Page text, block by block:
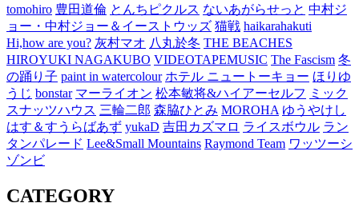
tomohiro 豊田道倫 とんちピクルス ないあがらせっと 中村ジ
ョー・中村ジョー＆イーストウッズ 猫戦 haikarahakuti
Hi,how are you? 灰村マオ 八丸於冬 THE BEACHES
HIROYUKI NAGAKUBO VIDEOTAPEMUSIC The Fascism 冬
の踊り子 paint in watercolour ホテル ニュートーキョー ほりゆ
うじ bonstar マーライオン 松本敏将&ハイアーセルフ ミック
スナッツハウス 三輪二郎 森脇ひとみ MOROHA ゆうやけし
はす＆すうらばあず yukaD 吉田カズマロ ライスボウル ラン
タンパレード Lee&Small Mountains Raymond Team ワッツーシ
ゾンビ
CATEGORY